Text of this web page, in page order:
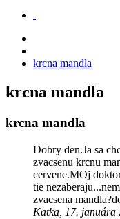
krcna mandla
krcna mandla
krcna mandla
Dobry den.Ja sa
zvacsenu krcnu
cervene.MOj
tie
zvacsena
Katka, 17. januára